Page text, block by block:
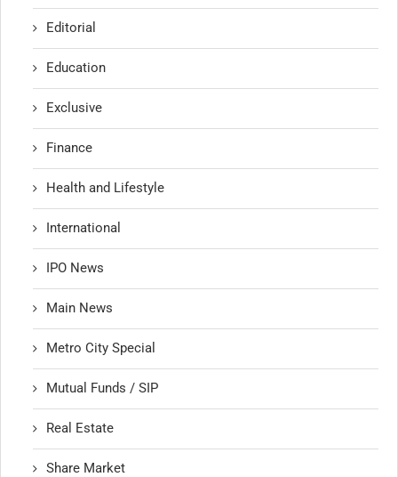
Editorial
Education
Exclusive
Finance
Health and Lifestyle
International
IPO News
Main News
Metro City Special
Mutual Funds / SIP
Real Estate
Share Market